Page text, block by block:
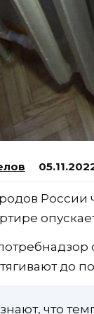
России
до
что